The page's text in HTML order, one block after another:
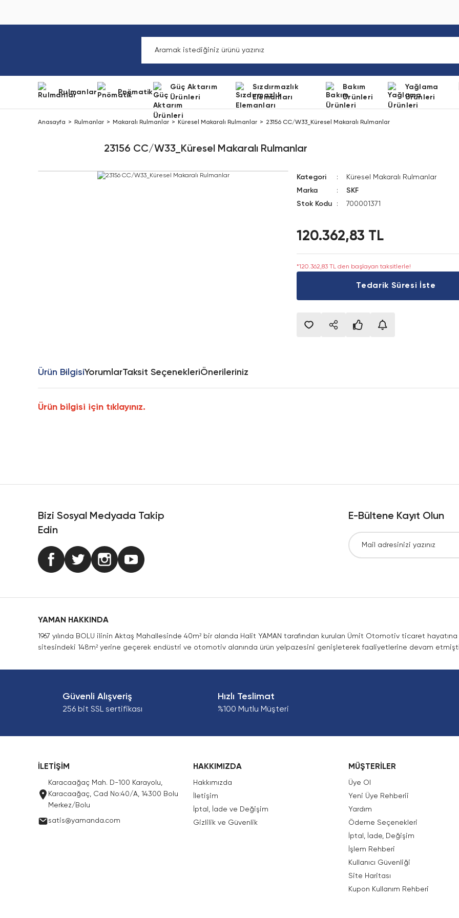
Rulmanlar Pnömatik
Güç Aktarım
Ürünleri
Sızdırmazlık
Elemanları
Bakım
Ürünleri
Yağlama
Ürünleri
Anasayfa Rulmanlar Makaralı Rulmanlar Küresel Makaralı Rulmanlar 23156 CC/W33_Küresel Makaralı Rulmanlar
23156 CC/W33_Küresel Makaralı Rulmanlar
Kategori
Küresel Makaralı Rulmanlar
Marka
SKF
Stok Kodu
700001371
120.362,83 TL
*120.362,83 TL den başlayan taksitlerle!
Tedarik Süresi İste
Ürün BilgisiYorumlarTaksit SeçenekleriÖnerileriniz
Ürün bilgisi için tıklayınız.
Bizi Sosyal Medyada Takip
Edin
E-Bültene Kayıt Olun
YAMAN HAKKINDA
1967 yılında BOLU ilinin Aktaş Mahallesinde 40m² bir alanda Halit YAMAN tarafından kurulan Ümit Otomotiv ticaret
sitesindeki 148m² yerine geçerek endüstri ve otomotiv alanında ürün yelpazesini genişleterek faaliyetlerine devam
Güvenli Alışveriş
256 bit SSL sertifikası
Hızlı Teslimat
%100 Mutlu Müşteri
İLETİŞİM
Karacaağaç Mah. D-100 Karayolu,
Karacaağaç, Cad No:40/A, 14300 Bolu
Merkez/Bolu
satis@yamanda.com
HAKKIMIZDA
Hakkımızda
İletişim
İptal, İade ve Değişim
Gizlilik ve Güvenlik
MÜŞTERİLER
Üye Ol
Yeni Üye Rehberii
Yardım
Ödeme Seçenekleri
İptal, İade, Değişim
İşlem Rehberi
Kullanıcı Güvenliği
Site Haritası
Kupon Kullanım Rehberi